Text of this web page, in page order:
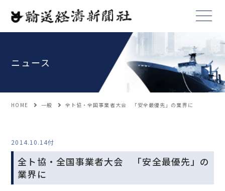
ニュース
HOME 一般 全ト協・全国事業者大会 「安全最優先」の業界に
2014.10.14付
全ト協・全国事業者大会 「安全最優先」の
業界に